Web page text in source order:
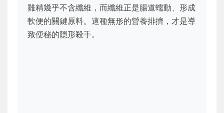
雞精幾乎不含纖維，而纖維正是腸道蠕動、形成
軟便的關鍵原料。這種無形的營養排擠，才是導
致便秘的隱形殺手。